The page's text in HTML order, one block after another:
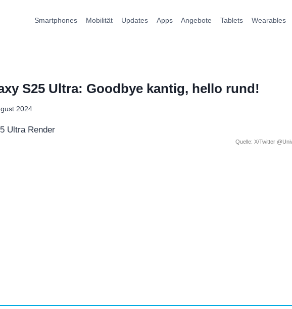
Smartphones Mobilität Updates Apps Angebote Tablets Wearables
S25 Ultra: Goodbye kantig, hello rund!
2024
Quelle: X/Twitter